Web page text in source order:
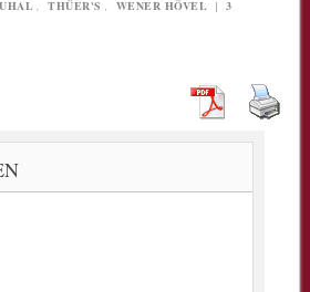
THÜER'S WENER HÖVEL | 3